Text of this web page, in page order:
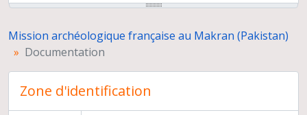
Mission archéologique française au Makran (Pakistan)
Documentation
Zone d'identification